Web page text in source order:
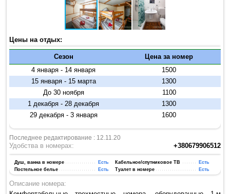
Цены на отдых:
Сезон
Цена за номер
4 января - 14 января
1500
15 января - 15 марта
1300
До 30 ноября
1100
1 декабря - 28 декабря
1300
29 декабря - 3 января
1600
Последнее редактирование : 12.11.20
+380679906512
Удобства в номерах:
Душ, ванна в номере Есть Кабельное/спутниковое ТВ
Есть
Постельное белье
Есть Туалет в номере Есть
Описание номера: